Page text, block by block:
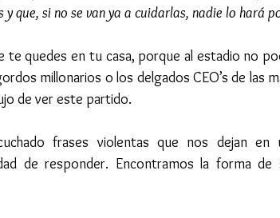
y que, si no se van ya a cuidarlas, nadie lo hará
te quedes en tu casa, porque al estadio no
millonarios o los delgados CEO’s de las
de ver este partido.
frases violentas que nos dejan en
de responder. Encontramos la forma